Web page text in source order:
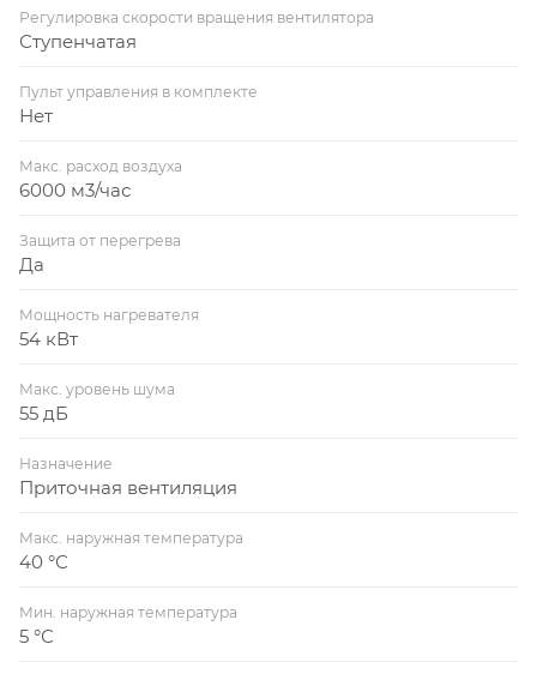
Регулировка скорости вращения вентилятора
Ступенчатая
Пульт управления в комплекте
Нет
Макс. расход воздуха
6000 м3/час
Защита от перегрева
Да
Мощность нагревателя
54 кВт
Макс. уровень шума
55 дБ
Назначение
Приточная вентиляция
Макс. наружная температура
40 °С
Мин. наружная температура
5 °С